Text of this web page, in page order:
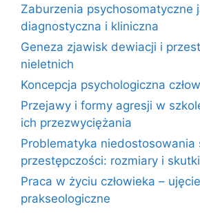
Zaburzenia psychosomatyczne
diagnostyczna i kliniczna
Geneza zjawisk dewiacji i
nieletnich
Koncepcja psychologiczna
Przejawy i formy agresji w
ich przezwyciężania
Problematyka niedostosowania
przestępczości: rozmiary i
Praca w życiu człowieka –
prakseologiczne